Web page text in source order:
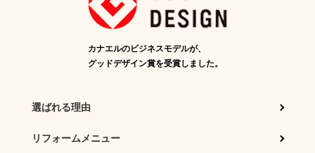
カナエルのビジネスモデルが、
グッドデザイン賞を受賞しました。
選ばれる理由
リフォームメニュー